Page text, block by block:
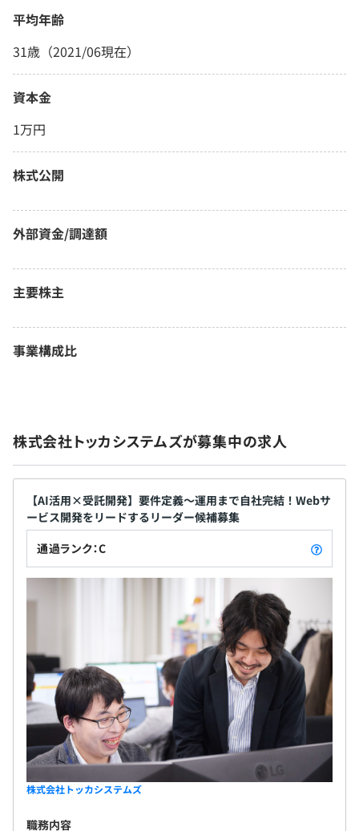
平均年齢
31歳（2021/06現在）
資本金
1万円
株式公開
外部資金/調達額
主要株主
事業構成比
株式会社トッカシステムズが募集中の求人
【AI活用×受託開発】要件定義～運用まで自社完結！Webサ
ービス開発をリードするリーダー候補募集
通過ランク：C
株式会社トッカシステムズ
職務内容